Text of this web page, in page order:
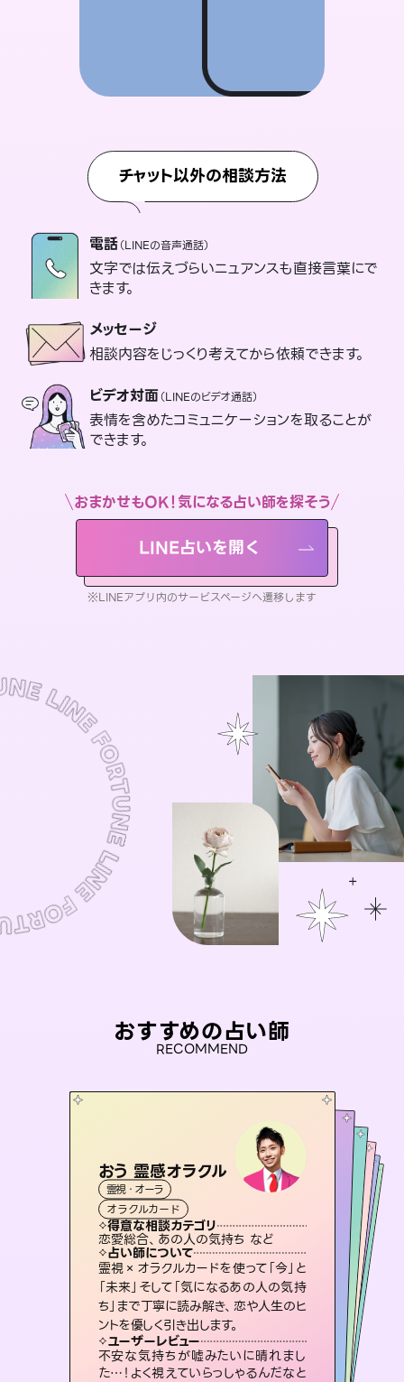
チャット以外の相談方法
電話（LINEの音声通話）
文字では伝えづらいニュアンスも直接言葉にで
きます。
メッセージ
相談内容をじっくり考えてから依頼できます。
ビデオ対面（LINEのビデオ通話）
表情を含めたコミュニケーションを取ることが
できます。
おまかせもOK！気になる占い師を探そう
LINE占いを開く
※LINEアプリ内のサービスページへ遷移します
おすすめの占い師
RECOMMEND
おう 霊感オラクル
霊視・オーラ
オラクルカード
得意な相談カテゴリ
恋愛総合、あの人の気持ち など
占い師について
霊視×オラクルカードを使って「今」と
「未来」そして「気になるあの人の気持
ち」まで丁寧に読み解き、恋や人生のヒ
ントを優しく引き出します。
ユーザーレビュー
不安な気持ちが嘘みたいに晴れまし
た…！よく視えていらっしゃるんだなと
アイリス -iris-
西洋占星術
ルーン
得意な相談カテゴリ
恋愛総合、片想い、二人の未来 など
占い師について
復縁、恋愛、不倫の行方、同性愛や片
思い、仕事関係や借金問題まで知りた
いことや心の負担になっていることを
紐解き、背中をそっと押して導きます。
ユーザーレビュー
安心感のあり、言い切ってくれる所や濁
さない鑑定のおかげで、毎回自分の気
彗望
霊視・オーラ
スピリチュアル・リーディング
得意な相談カテゴリ
片想い、あの人の気持ち、復縁 など
占い師について
3,700年以上の歴史を持つ東洋最古の
占術「易占」で詳細まで占い、幸せへ向
かう道筋を示します。厳しい結果にも具
体的な対策をお伝えします。
ユーザーレビュー
複雑な背景もしっかり聞いて鑑定して
いただけました。気持ちが楽になりまし
た（50代 女性）
とうげんみう
霊視・オーラ
スピリチュアル・リーディング
得意な相談カテゴリ
片想い、あの人の気持ち、復縁 など
占い師について
恋愛のお悩みの中でも特に「曖昧な関係」の相談を得意としており、友達以上恋人未満なお相手との今後や本音を丁寧に読み解き恋愛成就へと導きます。
ユーザーレビュー
鑑定していただいてアドバイス通りに行
動すると仲が復活してきました。ありが
とうございました（40代 女性）
未来視師＊花
スピリチュアル・リーディング
得意な相談カテゴリ
出逢い、片想い、復縁 など
占い師について
未来には何パターンもの選択肢があり
ます。不安で視えにくくなっているあな
たの素敵な未来を見つけ、その未来を
選択できるようアドバイスします。
ユーザーレビュー
職場の人の性質や人間関係、本心など
本当によく視えていてびっくり。対策が
打てて前向きになれます（40代）
霊視・オーラ タロット
スピリチュアル・リーディング
得意な相談カテゴリ
片想い、二人の未来、年の差 など
占い師について
連絡再開、復縁、成就などの報告実績
多数。セラピストとして2万超の施術経
験があるからこそできる鑑定で、より良
い未来をサポートします。
ユーザーレビュー
とても心温まる鑑定でした。しかもこち
らは何も言っていないのに視えていらっ
しゃるんだなと驚きです（30代女性）